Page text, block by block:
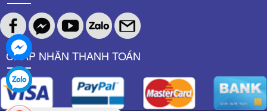
CHẤP NHÂN THANH TOÁN